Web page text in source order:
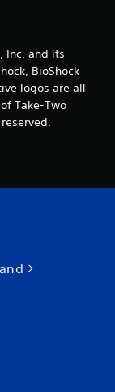
Inc. and its
BioShock
logos are all
Take-Two